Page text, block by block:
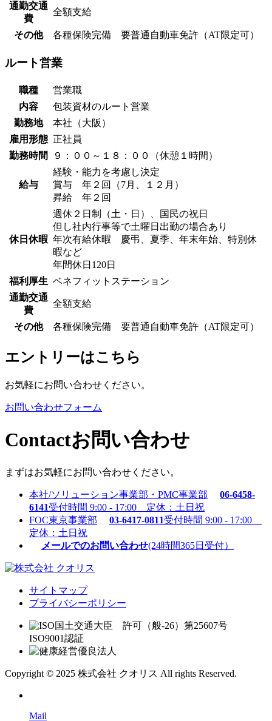
通勤交通
費
全額支給
その他 各種保険完備 要普通自動車免許（AT限定可）
ルート営業
職種
営業職
内容
包装資材のルート営業
勤務地
本社（大阪）
雇用形態 正社員
勤務時間
９：００～１８：００（休憩１時間）
給与
経験・能力を考慮し決定
賞与 年２回（7月、１２月）
昇給 年２回
休日休暇
週休２日制（土・日）、国民の祝日
但し社内行事等で土曜日出勤の場合あり
年次有給休暇 慶弔、夏季、年末年始、特別休
暇など
年間休日120日
福利厚生 ベネフィットステーション
通勤交通
費
全額支給
その他 各種保険完備 要普通自動車免許（AT限定可）
エントリーはこちら
お気軽にお問い合わせください。
お問い合わせフォーム
Contactお問い合わせ
まずはお気軽にお問い合わせください。
本社/ソリューション事業部・PMC事業部
06-6458-
6141受付時間 9:00 - 17:00 定休：土日祝
FOC東京事業部
03-6417-0811受付時間 9:00 - 17:00
定休：土日祝
メールでのお問い合わせ(24時間365日受付）
サイトマップ
プライバシーポリシー
国土交通大臣 許可（般-26）第25607号
ISO9001認証
Copyright © 2025 株式会社 クオリス All rights Reserved.
Mail